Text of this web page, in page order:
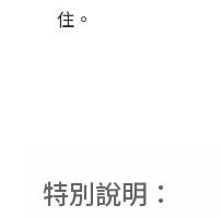
住。
特別說明：